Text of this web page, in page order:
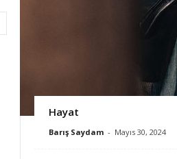
Hayat
Barış Saydam - Mayıs 30, 2024